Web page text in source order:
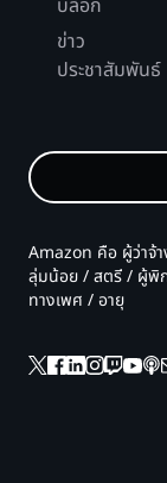
บล็อก
ข่าว
ประชาสัมพันธ์
Amazon คือ ผู้ว่าจ้
ลุ่มน้อย / สตรี / ผู้พิ
ทางเพศ / อายุ